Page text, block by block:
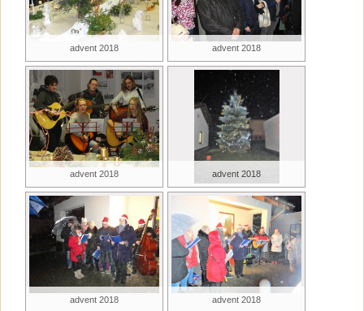
advent 2018 advent 2018
advent 2018 advent 2018
advent 2018 advent 2018